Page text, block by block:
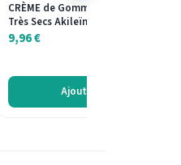
CRÈME de Gommage Pieds
Très Secs Akileïne 75ml
9,96€
Ajouter